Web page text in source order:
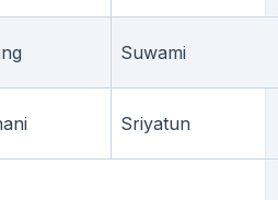
Suwami
Sriyatun